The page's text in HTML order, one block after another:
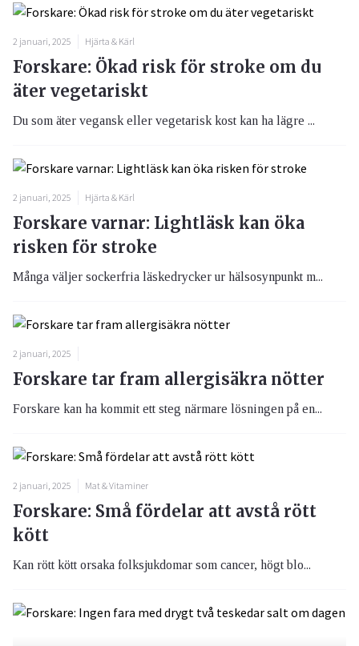
2 januari, 2025 Hjärta & Kärl
Forskare: Ökad risk för stroke om du
äter vegetariskt
Du som äter vegansk eller vegetarisk kost kan ha lägre ...
2 januari, 2025 Hjärta & Kärl
Forskare varnar: Lightläsk kan öka
risken för stroke
Många väljer sockerfria läskedrycker ur hälsosynpunkt m...
2 januari, 2025
Forskare tar fram allergisäkra nötter
Forskare kan ha kommit ett steg närmare lösningen på en...
2 januari, 2025 Mat & Vitaminer
Forskare: Små fördelar att avstå rött
kött
Kan rött kött orsaka folksjukdomar som cancer, högt blo...